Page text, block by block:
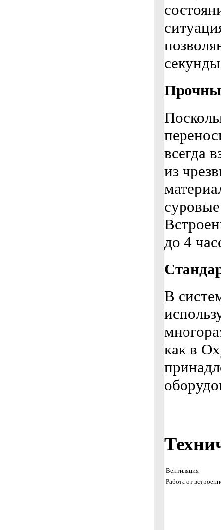
всегда
из
до 4
В
как в
Вентиляция
Работа от